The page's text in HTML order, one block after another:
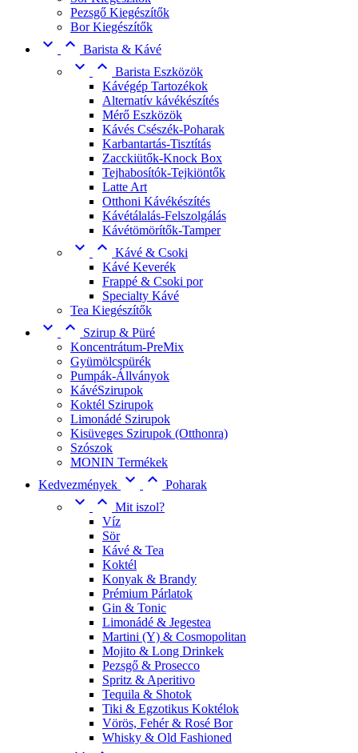
Pezsgő Kiegészítők
Bor Kiegészítők
  Barista & Kávé
  Barista Eszközök
Kávégép Tartozékok
Alternatív kávékészítés
Mérő Eszközök
Kávés Csészék-Poharak
Karbantartás-Tisztítás
Zacckiütők-Knock Box
Tejhabosítók-Tejkiöntők
Latte Art
Otthoni Kávékészítés
Kávétálalás-Felszolgálás
Kávétömörítők-Tamper
  Kávé & Csoki
Kávé Keverék
Frappé & Csoki por
Specialty Kávé
Tea Kiegészítők
 
Szirup & Püré
Koncentrátum-PreMix
Gyümölcspürék
Pumpák-Állványok
KávéSzirupok
Koktél Szirupok
Limonádé Szirupok
Kisüveges Szirupok (Otthonra)
Szószok
MONIN Termékek
Kedvezmények   Poharak
  Mit iszol?
Víz
Sör
Kávé & Tea
Koktél
Konyak & Brandy
Prémium Párlatok
Gin & Tonic
Limonádé & Jegestea
Martini (Y) & Cosmopolitan
Mojito & Long Drinkek
Pezsgő & Prosecco
Spritz & Aperitivo
Tequila & Shotok
Tiki & Egzotikus Koktélok
Vörös, Fehér & Rosé Bor
Whisky & Old Fashioned